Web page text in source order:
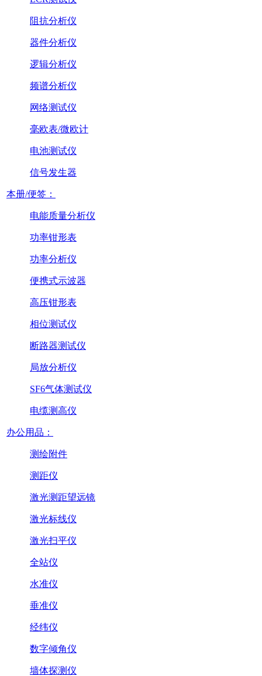
阻抗分析仪
器件分析仪
逻辑分析仪
频谱分析仪
网络测试仪
毫欧表/微欧计
电池测试仪
信号发生器
本册/便签：
电能质量分析仪
功率钳形表
功率分析仪
便携式示波器
高压钳形表
相位测试仪
断路器测试仪
局放分析仪
SF6气体测试仪
电缆测高仪
办公用品：
测绘附件
测距仪
激光测距望远镜
激光标线仪
激光扫平仪
全站仪
水准仪
垂准仪
经纬仪
数字倾角仪
墙体探测仪